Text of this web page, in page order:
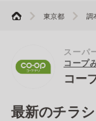
東京都 調
スーパ
コープ
コー
最新のチラシ